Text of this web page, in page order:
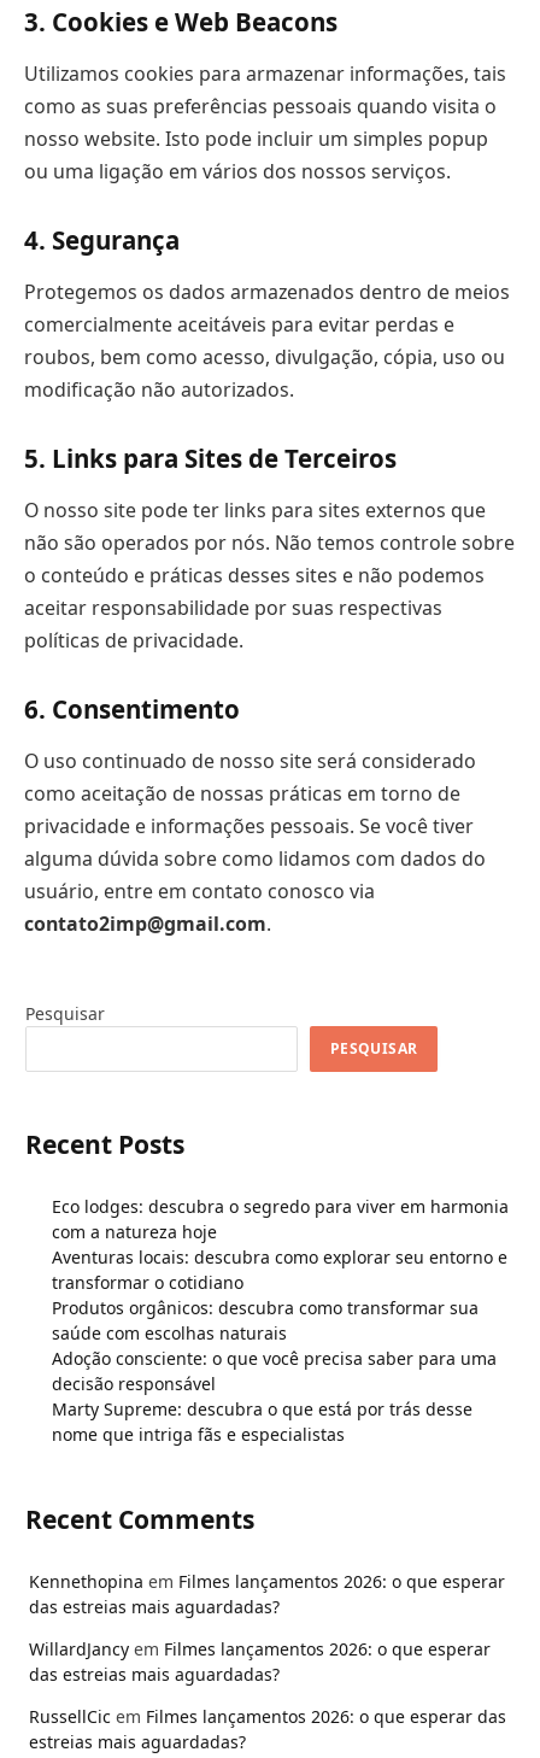
3. Cookies e Web Beacons
Utilizamos cookies para armazenar informações, tais
como as suas preferências pessoais quando visita o
nosso website. Isto pode incluir um simples popup
ou uma ligação em vários dos nossos serviços.
4. Segurança
Protegemos os dados armazenados dentro de meios
comercialmente aceitáveis ​​para evitar perdas e
roubos, bem como acesso, divulgação, cópia, uso ou
modificação não autorizados.
5. Links para Sites de Terceiros
O nosso site pode ter links para sites externos que
não são operados por nós. Não temos controle sobre
o conteúdo e práticas desses sites e não podemos
aceitar responsabilidade por suas respectivas
políticas de privacidade.
6. Consentimento
O uso continuado de nosso site será considerado
como aceitação de nossas práticas em torno de
privacidade e informações pessoais. Se você tiver
alguma dúvida sobre como lidamos com dados do
usuário, entre em contato conosco via
contato2imp@gmail.com.
Pesquisar
PESQUISAR
Recent Posts
Eco lodges: descubra o segredo para viver em harmonia
com a natureza hoje
Aventuras locais: descubra como explorar seu entorno e
transformar o cotidiano
Produtos orgânicos: descubra como transformar sua
saúde com escolhas naturais
Adoção consciente: o que você precisa saber para uma
decisão responsável
Marty Supreme: descubra o que está por trás desse
nome que intriga fãs e especialistas
Recent Comments
Kennethopina em Filmes lançamentos 2026: o que esperar
das estreias mais aguardadas?
WillardJancy em Filmes lançamentos 2026: o que esperar
das estreias mais aguardadas?
RussellCic em Filmes lançamentos 2026: o que esperar das
estreias mais aguardadas?